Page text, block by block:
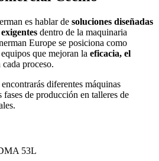
es hablar de soluciones diseñadas
dentro de la maquinaria
Europe se posiciona como
que mejoran la eficacia, el
cada proceso.
diferentes máquinas
fases de producción en talleres de